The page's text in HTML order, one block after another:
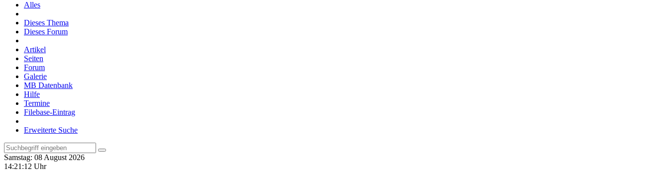
Alles
Dieses Thema
Dieses Forum
Artikel
Seiten
Forum
Galerie
MB Datenbank
Hilfe
Termine
Filebase-Eintrag
Erweiterte Suche
Samstag: 08 August 2026
14:21:13 Uhr